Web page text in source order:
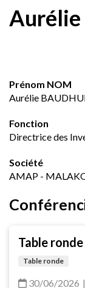
Prénom NOM
Aurélie
Fonction
Directrice des
Société
AMAP -
Table ronde
Table ronde
30/06/2026 |